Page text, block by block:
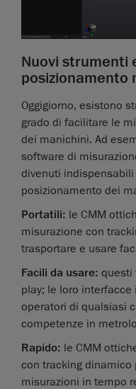
Nuovi strumenti
posizionamento
Oggigiorno, esistono
grado di facilitare le
dei manichini. Ad
software di
divenuti
posizionamento dei
Portatili: le CMM
misurazione con
trasportare e usare
Facili da usare: questi
play; le loro
operatori di qualsiasi
competenze in
Rapido: le CMM
con tracking
misurazioni in tempo